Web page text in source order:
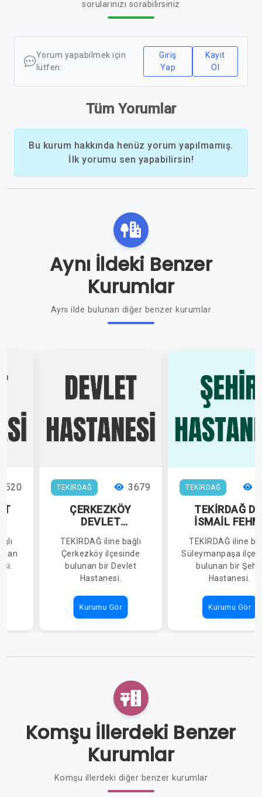
sorularınızı sorabilirsiniz
Yorum yapabilmek için
lütfen:
Giriş
Yap
Kayıt
Ol
Tüm Yorumlar
Bu kurum hakkında henüz yorum yapılmamış.
İlk yorumu sen yapabilirsin!
Aynı İldeki Benzer
Kurumlar
Aynı ilde bulunan diğer benzer kurumlar
TEKİRDAĞ 3679
ÇERKEZKÖY
DEVLET
HASTANESİ
TEKİRDAĞ iline bağlı
Çerkezköy ilçesinde
bulunan bir Devlet
Hastanesi.
Kurumu Gör
TEKİRDAĞ
TEKİRDAĞ
İSMAİL
ŞEHİR
TEKİRDAĞ iline
Süleymanpaşa
bulunan bir Şehir
Hastanesi.
Kurumu Gör
Komşu İllerdeki Benzer
Kurumlar
Komşu illerdeki diğer benzer kurumlar